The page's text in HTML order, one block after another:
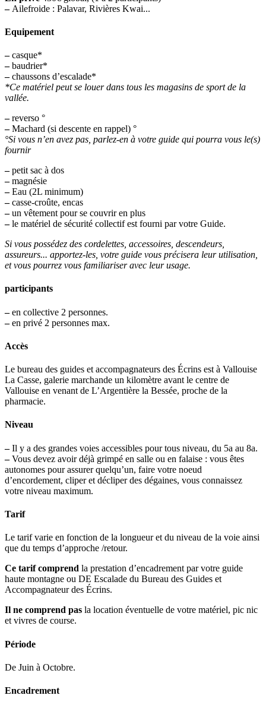
–Ailefroide : Palavar, Rivières Kwai...
Equipement
–casque*
–baudrier*
–chaussons d’escalade*
*Ce matériel peut se louer dans tous les magasins de sport de la
vallée.
–reverso °
–Machard (si descente en rappel) °
°Si vous n’en avez pas, parlez-en à votre guide qui pourra vous le(s)
fournir
–petit sac à dos
–magnésie
–Eau (2L minimum)
–casse-croûte, encas
–un vêtement pour se couvrir en plus
–le matériel de sécurité collectif est fourni par votre Guide.
Si vous possédez des cordelettes, accessoires, descendeurs,
assureurs... apportez-les, votre guide vous précisera leur utilisation,
et vous pourrez vous familiariser avec leur usage.
participants
–en collective 2 personnes.
–en privé 2 personnes max.
Accès
Le bureau des guides et accompagnateurs des Écrins est à Vallouise
La Casse, galerie marchande un kilomètre avant le centre de
Vallouise en venant de L’Argentière la Bessée, proche de la
pharmacie.
Niveau
–Il y a des grandes voies accessibles pour tous niveau, du 5a au 8a.
–Vous devez avoir déjà grimpé en salle ou en falaise : vous êtes
autonomes pour assurer quelqu’un, faire votre noeud
d’encordement, cliper et décliper des dégaines, vous connaissez
votre niveau maximum.
Tarif
Le tarif varie en fonction de la longueur et du niveau de la voie ainsi
que du temps d’approche /retour.
Ce tarif comprend la prestation d’encadrement par votre guide
haute montagne ou DE Escalade du Bureau des Guides et
Accompagnateur des Écrins.
Il ne comprend pas la location éventuelle de votre matériel, pic nic
et vivres de course.
Période
De Juin à Octobre.
Encadrement